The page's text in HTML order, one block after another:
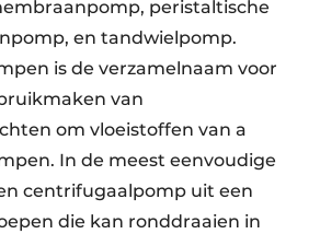
peristaltische
en tandwielpomp.
is de verzamelnaam voor
van
om vloeistoffen van a
In de meest eenvoudige
centrifugaalpomp uit een
die kan ronddraaien in